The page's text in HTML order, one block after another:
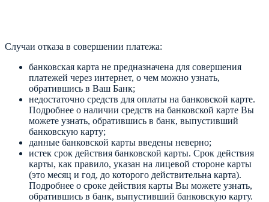
Случаи отказа в совершении платежа:
банковская карта не предназначена для совершения
платежей через интернет, о чем можно узнать,
обратившись в Ваш Банк;
недостаточно средств для оплаты на банковской карте.
Подробнее о наличии средств на банковской карте Вы
можете узнать, обратившись в банк, выпустивший
банковскую карту;
данные банковской карты введены неверно;
истек срок действия банковской карты. Срок действия
карты, как правило, указан на лицевой стороне карты
(это месяц и год, до которого действительна карта).
Подробнее о сроке действия карты Вы можете узнать,
обратившись в банк, выпустивший банковскую карту.